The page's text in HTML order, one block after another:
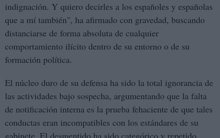
indignación. Y quiero decirles a los españoles y españolas
que a mí también", ha afirmado con gravedad, buscando
distanciarse de forma absoluta de cualquier
comportamiento ilícito dentro de su entorno o de su
formación política.
El núcleo duro de su defensa ha sido la total ignorancia de
las actividades bajo sospecha, argumentando que la falta
de notificación interna es la prueba fehaciente de que tales
conductas eran incompatibles con los estándares de su
gabinete. El desmentido ha sido categórico y repetido